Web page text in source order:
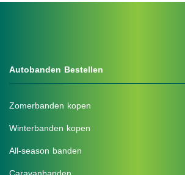
Autobanden Bestellen
Zomerbanden kopen
Winterbanden kopen
All-season banden